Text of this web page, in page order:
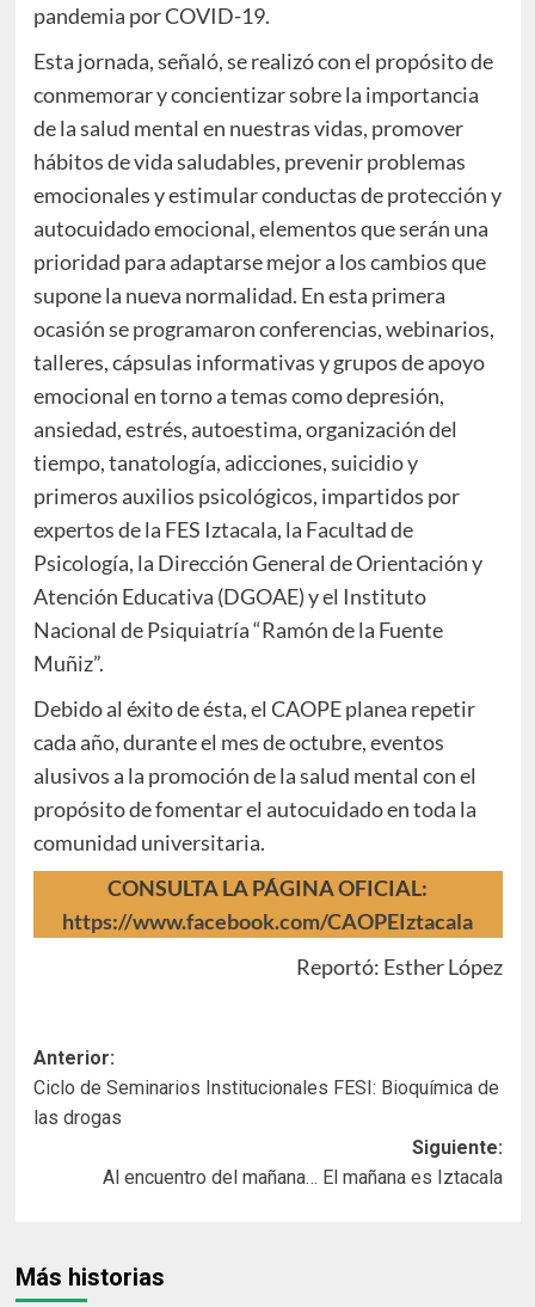
pandemia por COVID-19.
Esta jornada, señaló, se realizó con el propósito de
conmemorar y concientizar sobre la importancia
de la salud mental en nuestras vidas, promover
hábitos de vida saludables, prevenir problemas
emocionales y estimular conductas de protección y
autocuidado emocional, elementos que serán una
prioridad para adaptarse mejor a los cambios que
supone la nueva normalidad. En esta primera
ocasión se programaron conferencias, webinarios,
talleres, cápsulas informativas y grupos de apoyo
emocional en torno a temas como depresión,
ansiedad, estrés, autoestima, organización del
tiempo, tanatología, adicciones, suicidio y
primeros auxilios psicológicos, impartidos por
expertos de la FES Iztacala, la Facultad de
Psicología, la Dirección General de Orientación y
Atención Educativa (DGOAE) y el Instituto
Nacional de Psiquiatría “Ramón de la Fuente
Muñiz”.
Debido al éxito de ésta, el CAOPE planea repetir
cada año, durante el mes de octubre, eventos
alusivos a la promoción de la salud mental con el
propósito de fomentar el autocuidado en toda la
comunidad universitaria.
CONSULTA LA PÁGINA OFICIAL:
https://www.facebook.com/CAOPEIztacala
Reportó: Esther López
Navegación
de
entradas
Anterior:
Ciclo de Seminarios Institucionales FESI: Bioquímica de
las drogas
Siguiente:
Al encuentro del mañana… El mañana es Iztacala
Más historias